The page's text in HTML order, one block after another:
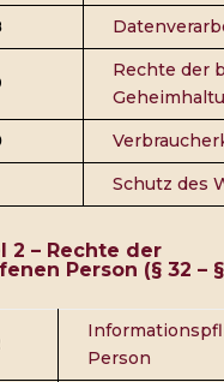
Rechte der
Schutz des
2 – Rechte der
Person (§ 32 –
Person